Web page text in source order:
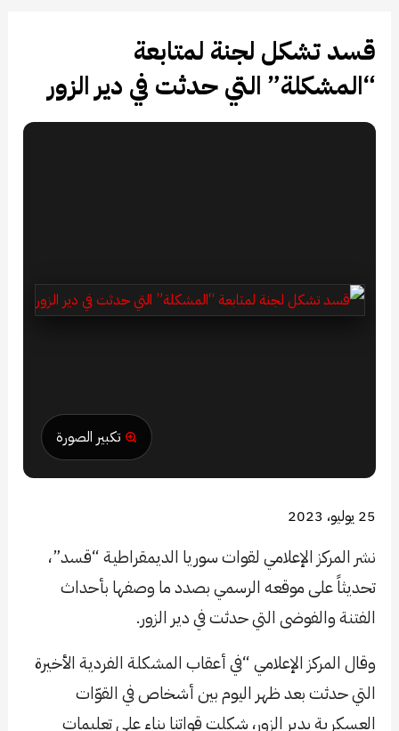
قسد تشكل لجنة لمتابعة
“المشكلة” التي حدثت في دير الزور
تكبير الصورة
25 يوليو، 2023
نشر المركز الإعلامي لقوات سوريا الديمقراطية “قسد”،
تحديثاً على موقعه الرسمي بصدد ما وصفها بأحداث
الفتنة والفوضى التي حدثت في دير الزور.
وقال المركز الإعلامي “في أعقاب المشكلة الفردية الأخيرة
التي حدثت بعد ظهر اليوم بين أشخاص في القوّات
العسكرية بدير الزور، شكلت قواتنا بناء على تعليمات